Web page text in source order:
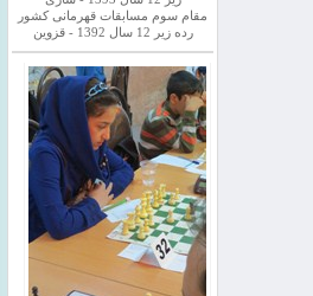
مقام سوم مسابقات قهرمانی کشور
رده زیر 12 سال 1392 - قزوین